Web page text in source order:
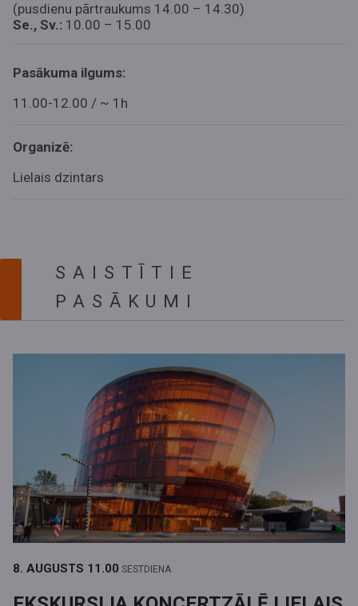
(pusdienu pārtraukums 14.00 – 14.30)
Se., Sv.: 10.00 – 15.00
Pasākuma ilgums:
11.00-12.00 / ~ 1h
Organizē:
Lielais dzintars
SAISTĪTIE
PASĀKUMI
8. AUGUSTS 11.00 SESTDIENA